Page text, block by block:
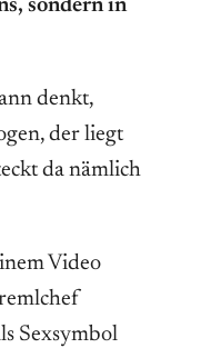
sondern in
denkt,
der liegt
da nämlich
Video
Sexsymbol